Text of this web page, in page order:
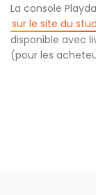
La console
sur le site du
disponible avec
(pour les